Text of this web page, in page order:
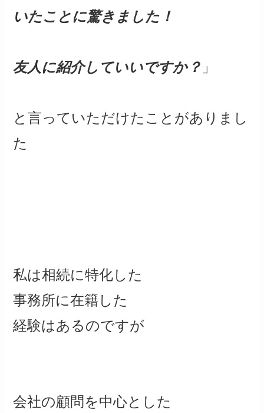
いたことに驚きました！
友人に紹介していいですか？ 」
と言っていただけたことがありまし
た
私は相続に特化した
事務所に在籍した
経験はあるのですが
会社の顧問を中心とした